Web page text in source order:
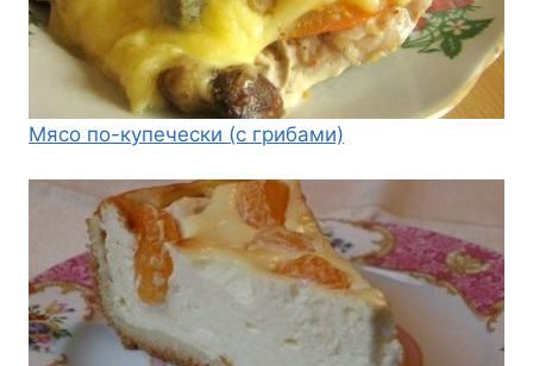
Мясо по-купечески (с грибами)